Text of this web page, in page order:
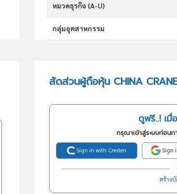
หมวดธุรกิจ (A-U)
กลุ่มอุตสาหกรรม
สัดส่วนผู้ถือหุ้น CHINA
ดูฟรี..! เมื่
กรุณาเข้าสู่ระบบก่อน
Sign in with Creden Sign
สร้าง